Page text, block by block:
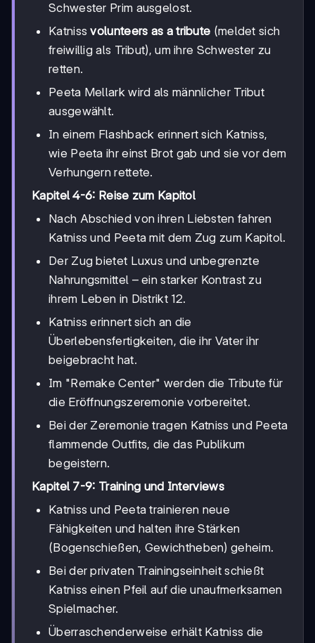
Schwester Prim ausgelost.
Katnissvolunteers as a tribute (meldet sich
freiwillig als Tribut), um ihre Schwester zu
retten.
Peeta Mellark wird als männlicher Tribut
ausgewählt.
In einem Flashback erinnert sich Katniss,
wie Peeta ihr einst Brot gab und sie vor dem
Verhungern rettete.
Kapitel 4-6: Reise zum Kapitol
Nach Abschied von ihren Liebsten fahren
Katniss und Peeta mit dem Zug zum Kapitol.
Der Zug bietet Luxus und unbegrenzte
Nahrungsmittel – ein starker Kontrast zu
ihrem Leben in Distrikt 12.
Katniss erinnert sich an die
Überlebensfertigkeiten, die ihr Vater ihr
beigebracht hat.
Im "Remake Center" werden die Tribute für
die Eröffnungszeremonie vorbereitet.
Bei der Zeremonie tragen Katniss und Peeta
flammende Outfits, die das Publikum
begeistern.
Kapitel 7-9: Training und Interviews
Katniss und Peeta trainieren neue
Fähigkeiten und halten ihre Stärken
(Bogenschießen, Gewichtheben) geheim.
Bei der privaten Trainingseinheit schießt
Katniss einen Pfeil auf die unaufmerksamen
Spielmacher.
Überraschenderweise erhält Katniss die